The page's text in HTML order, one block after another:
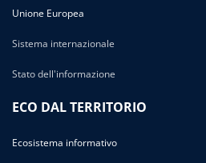
Unione Europea
Sistema internazionale
Stato dell'informazione
ECO DAL TERRITORIO
Ecosistema informativo